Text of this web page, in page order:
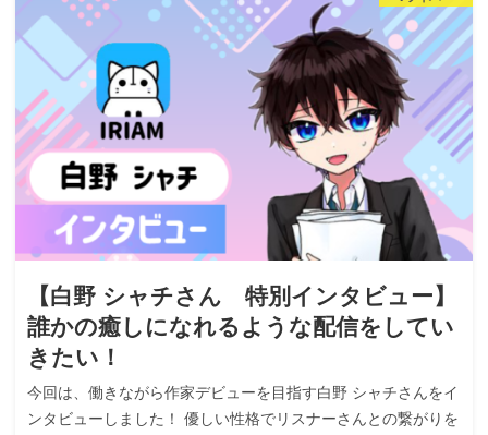
【白野 シャチさん 特別インタビュー】
誰かの癒しになれるような配信をしてい
きたい！
今回は、働きながら作家デビューを目指す白野 シャチさんをイ
ンタビューしました！ 優しい性格でリスナーさんとの繋がりを